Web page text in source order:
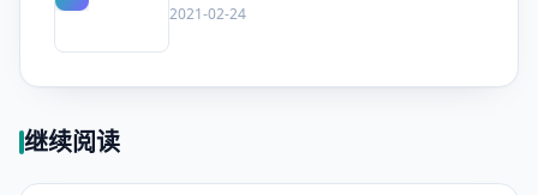
2021-02-24
继续阅读